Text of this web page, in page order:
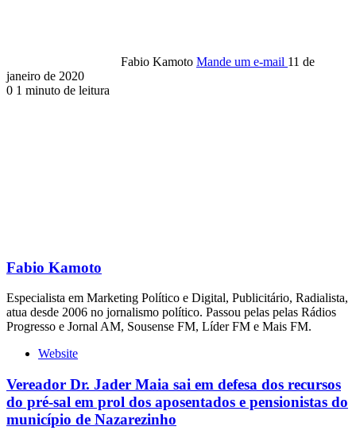
Fabio Kamoto Mande um e-mail 11 de
janeiro de 2020
0 1 minuto de leitura
Fabio Kamoto
Especialista em Marketing Político e Digital, Publicitário, Radialista,
atua desde 2006 no jornalismo político. Passou pelas pelas Rádios
Progresso e Jornal AM, Sousense FM, Líder FM e Mais FM.
Website
Vereador Dr. Jader Maia sai em defesa dos recursos
do pré-sal em prol dos aposentados e pensionistas do
município de Nazarezinho